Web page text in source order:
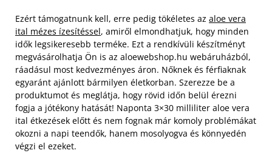
Ezért támogatnunk kell, erre pedig tökéletes az aloe vera
ital mézes ízesítéssel, amiről elmondhatjuk, hogy minden
idők legsikeresebb terméke. Ezt a rendkívüli készítményt
megvásárolhatja Ön is az aloewebshop.hu webáruházból,
ráadásul most kedvezményes áron. Nőknek és férfiaknak
egyaránt ajánlott bármilyen életkorban. Szerezze be a
produktumot és meglátja, hogy rövid időn belül érezni
fogja a jótékony hatását! Naponta 3×30 milliliter aloe vera
ital étkezések előtt és nem fognak már komoly problémákat
okozni a napi teendők, hanem mosolyogva és könnyedén
végzi el ezeket.